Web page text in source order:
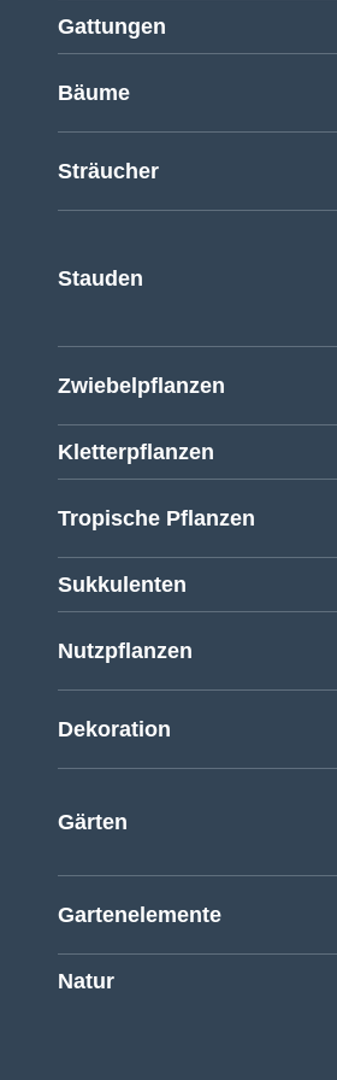
Gattungen
Bäume
Sträucher
Stauden
Zwiebelpflanzen
Kletterpflanzen
Tropische Pflanzen
Sukkulenten
Nutzpflanzen
Dekoration
Gärten
Gartenelemente
Natur